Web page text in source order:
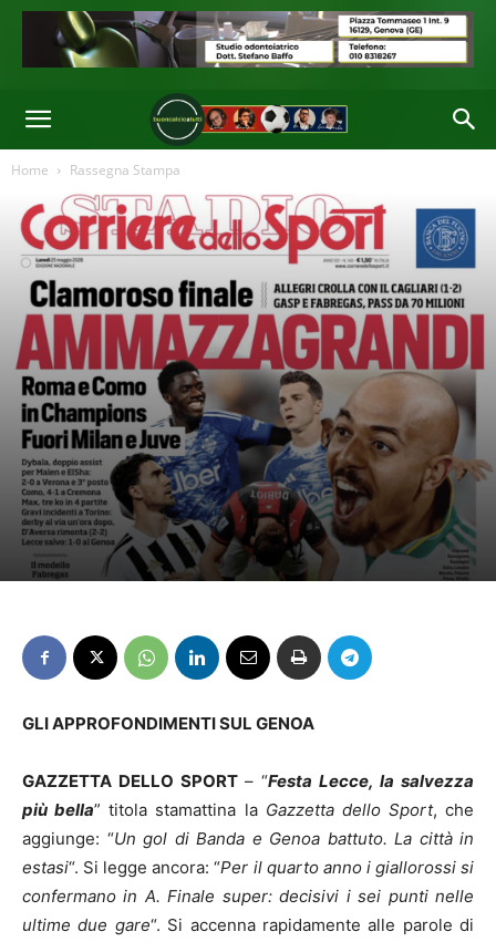
Home Rassegna Stampa
Genoa nel futuro: esordio di tre talenti" titola questa mattina il Secolo XIX
Redazione - 25 Mag 2026 10:56
GLI APPROFONDIMENTI SUL GENOA
GAZZETTA DELLO SPORT – “Festa Lecce, la salvezza
più bella” titola stamattina la Gazzetta dello Sport, che
aggiunge: “Un gol di Banda e Genoa battuto. La città in
estasi“. Si legge ancora: “Per il quarto anno i giallorossi si
confermano in A. Finale super: decisivi i sei punti nelle
ultime due gare“. Si accenna rapidamente alle parole di